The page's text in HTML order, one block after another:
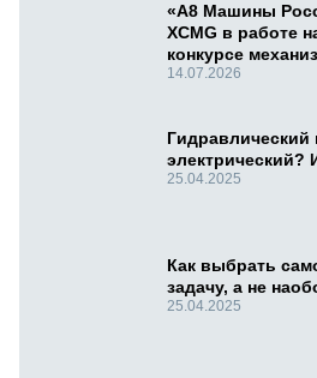
«А8 Машины
XCMG в работе
конкурсе
14.07.2026
Гидравлический
электрический?
25.04.2025
Как выбрать
задачу, а не
25.04.2025